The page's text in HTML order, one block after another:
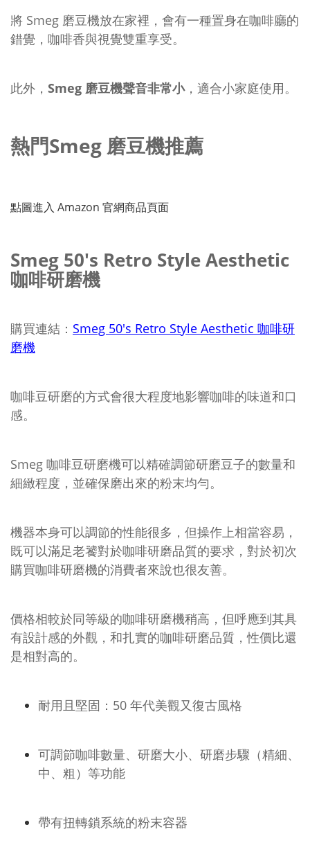
將 Smeg 磨豆機放在家裡，會有一種置身在咖啡廳的
錯覺，咖啡香與視覺雙重享受。
此外， Smeg 磨豆機聲音非常小，適合小家庭使用。
熱門Smeg 磨豆機推薦
點圖進入 Amazon 官網商品頁面
Smeg 50's Retro Style Aesthetic
咖啡研磨機
購買連結： Smeg 50's Retro Style Aesthetic 咖啡研
磨機
咖啡豆研磨的方式會很大程度地影響咖啡的味道和口
感。
Smeg 咖啡豆研磨機可以精確調節研磨豆子的數量和
細緻程度，並確保磨出來的粉末均勻。
機器本身可以調節的性能很多，但操作上相當容易，
既可以滿足老饕對於咖啡研磨品質的要求，對於初次
購買咖啡研磨機的消費者來說也很友善。
價格相較於同等級的咖啡研磨機稍高，但呼應到其具
有設計感的外觀，和扎實的咖啡研磨品質，性價比還
是相對高的。
耐用且堅固：50 年代美觀又復古風格
可調節咖啡數量、研磨大小、研磨步驟（精細、
中、粗）等功能
帶有扭轉鎖系統的粉末容器